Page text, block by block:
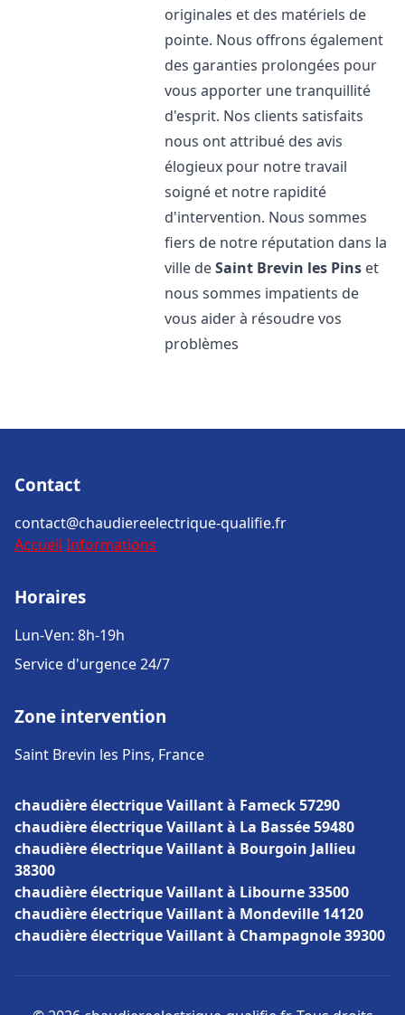
originales et des matériels de
pointe. Nous offrons également
des garanties prolongées pour
vous apporter une tranquillité
d'esprit. Nos clients satisfaits
nous ont attribué des avis
élogieux pour notre travail
soigné et notre rapidité
d'intervention. Nous sommes
fiers de notre réputation dans la
ville deSaint Brevin les Pins et
nous sommes impatients de
vous aider à résoudre vos
problèmes
Contact
contact@chaudiereelectrique-qualifie.fr
Accueil Informations
Horaires
Lun-Ven: 8h-19h
Service d'urgence 24/7
Zone intervention
Saint Brevin les Pins, France
chaudière électrique Vaillant à Fameck 57290
chaudière électrique Vaillant à La Bassée 59480
chaudière électrique Vaillant à Bourgoin Jallieu
38300
chaudière électrique Vaillant à Libourne 33500
chaudière électrique Vaillant à Mondeville 14120
chaudière électrique Vaillant à Champagnole 39300